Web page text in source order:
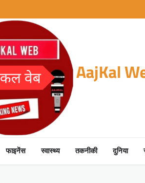
AajKal
फाइनेंस स्वास्थ्य तकनीकी दुनिया